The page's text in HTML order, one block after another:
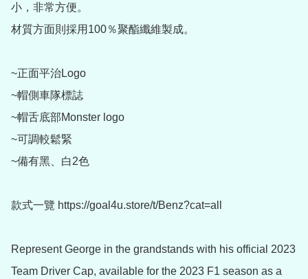
小，非常方便。
材質方面則採用100％聚酯纖維製成。
~正面平治Logo
~帽側車隊標誌
~帽舌底部Monster logo
~可調較鬆緊
~備有黑、白2色
款式一覽 https://goal4u.store/t/Benz?cat=all
Represent George in the grandstands with his official 2023
Team Driver Cap, available for the 2023 F1 season as a